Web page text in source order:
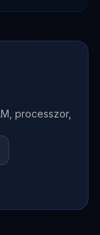
processzor,